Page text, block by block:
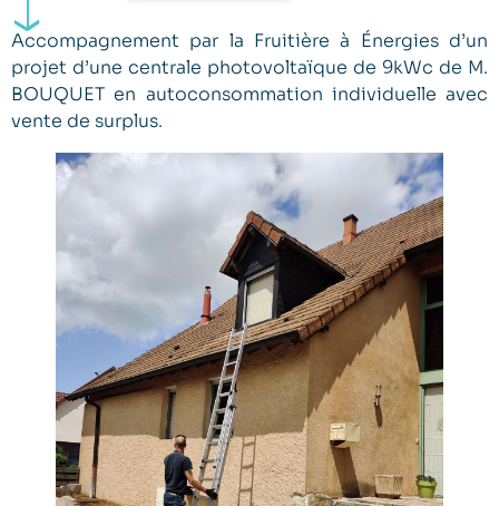
Accompagnement par la Fruitière à Énergies d’un
projet d’une centrale photovoltaïque de 9kWc de M.
BOUQUET en autoconsommation individuelle avec
vente de surplus.